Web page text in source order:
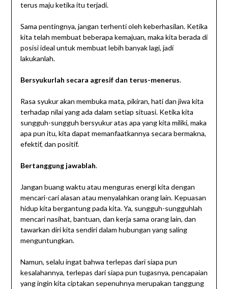
terus maju ketika itu terjadi.
Sama pentingnya, jangan terhenti oleh keberhasilan. Ketika
kita telah membuat beberapa kemajuan, maka kita berada di
posisi ideal untuk membuat lebih banyak lagi, jadi
lakukanlah.
Bersyukurlah secara agresif dan terus-menerus.
Rasa syukur akan membuka mata, pikiran, hati dan jiwa kita
terhadap nilai yang ada dalam setiap situasi. Ketika kita
sungguh-sungguh bersyukur atas apa yang kita miliki, maka
apa pun itu, kita dapat memanfaatkannya secara bermakna,
efektif, dan positif.
Bertanggung jawablah.
Jangan buang waktu atau menguras energi kita dengan
mencari-cari alasan atau menyalahkan orang lain. Kepuasan
hidup kita bergantung pada kita. Ya, sungguh-sungguhlah
mencari nasihat, bantuan, dan kerja sama orang lain, dan
tawarkan diri kita sendiri dalam hubungan yang saling
menguntungkan.
Namun, selalu ingat bahwa terlepas dari siapa pun
kesalahannya, terlepas dari siapa pun tugasnya, pencapaian
yang ingin kita ciptakan sepenuhnya merupakan tanggung